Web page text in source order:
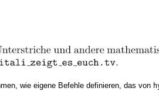
wie eigene Befehle definieren, das von